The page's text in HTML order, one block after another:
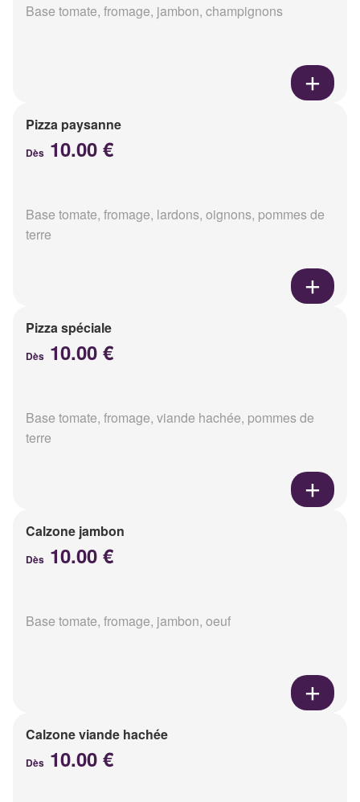
Base tomate, fromage, jambon, champignons
Pizza paysanne
Dès 10.00 €
Base tomate, fromage, lardons, oignons, pommes de
terre
Pizza spéciale
Dès 10.00 €
Base tomate, fromage, viande hachée, pommes de
terre
Calzone jambon
Dès 10.00 €
Base tomate, fromage, jambon, oeuf
Calzone viande hachée
Dès 10.00 €